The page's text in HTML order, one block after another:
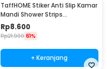
TaffHOME Stiker Anti Slip Kamar
Mandi Shower Strips
20x380mm 6 PCS - TT-19
Rp8.600
Rp21.900 61%
+ Keranjang